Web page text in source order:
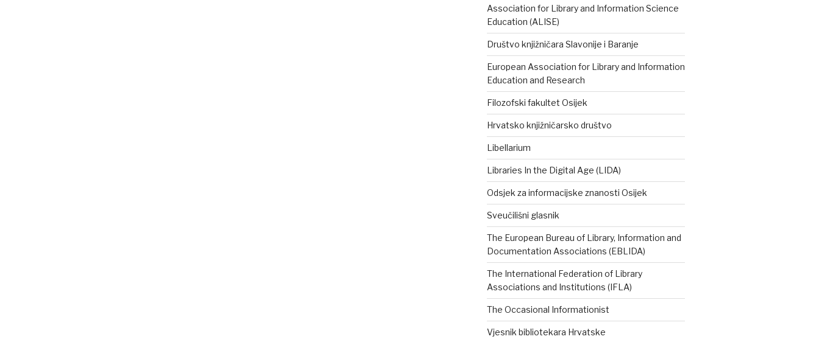
Association for Library and Information Science
Education (ALISE)
Društvo knjižničara Slavonije i Baranje
European Association for Library and Information
Education and Research
Filozofski fakultet Osijek
Hrvatsko knjižničarsko društvo
Libellarium
Libraries In the Digital Age (LIDA)
Odsjek za informacijske znanosti Osijek
Sveučilišni glasnik
The European Bureau of Library, Information and
Documentation Associations (EBLIDA)
The International Federation of Library
Associations and Institutions (IFLA)
The Occasional Informationist
Vjesnik bibliotekara Hrvatske